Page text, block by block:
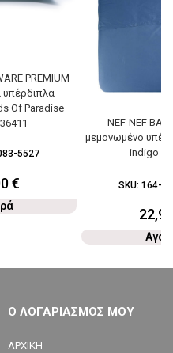
PREMIUM
υπέρδιπλα
Of Paradise
5527
€
NEF-NEF
μεμονωμένο
indigo
SKU: 164-
Ο ΛΟΓΑΡΙΑΣΜΟΣ ΜΟΥ
ΑΡΧΙΚΗ